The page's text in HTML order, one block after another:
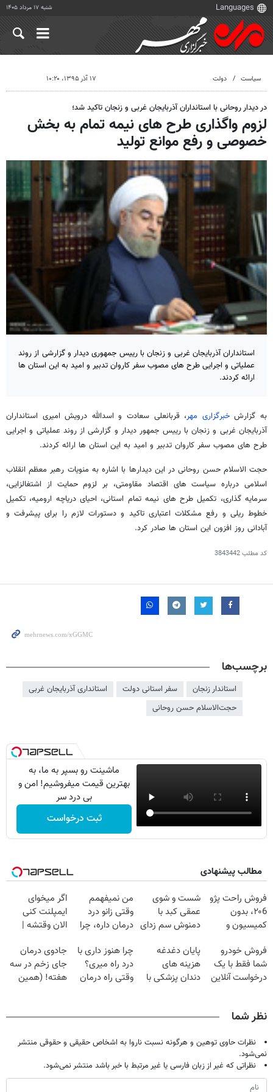
شنبه ۱۷ مرداد ۱۴۰۵
سیاست دولت ۱۷ آذر ۱۳۹۵، ۱۰:۲۰
در دیدار روحانی با استانداران آذربایجان غربی و زنجان تاکید شد؛
لزوم واگذاری طرح های نیمه تمام به ‏بخش
خصوصی و رفع موانع تولید
استانداران آذربایجان غربی و زنجان با رییس جمهوری دیدار و گزارشی از روند
‏عملیاتی و اجرایی طرح های مصوب سفر کاروان تدبیر و امید به این استان ها
ارائه کردند‎.‎
به گزارشخبرگزاری مهر، قربانعلی سعادت و اسدالله درویش امیری استانداران
آذربایجان غربی و زنجان با رییس جمهور دیدار و گزارشی از روند ‏عملیاتی و اجرایی
طرح های مصوب سفر کاروان تدبیر و امید به این استان ها ارائه کردند‎.
حجت الاسلام حسن روحانی در این دیدارها با اشاره به منویات رهبر معظم انقلاب
‏اسلامی درباره سیاست های اقتصاد مقاومتی، بر لزوم حمایت از اشتغالزایی،
سرمایه گذاری، تکمیل طرح های نیمه تمام استانی، احیای ‏دریاچه ارومیه، تکمیل
خطوط ریلی و رفع مشکلات اعتباری تاکید و دستورات لازم را برای پیشرفت و
آبادانی روز افزون این ‏استان ها صادر کرد‎.‎
کد مطلب3843442
برچسب‌ها
استاندار زنجان سفر استانی دولت
استانداری آذربایجان غربی
حجت‌الاسلام حسن روحانی
ماشینت رو بسپر به ما، به
بهترین قیمت میفروشیم! امن و
بی درد سر
ثبت درخواست
مطالب پیشنهادی
فروش راحت پژو
۲۰6، بدون
کمیسیون و
شست و شوی
عمقی کبد با
دمنوش سم زدای
من نمیفهمم
وقتی زانو درد
درمان داره، چرا
تحمل میکنی؟❗
اگر میخوای
ایمپلنت کنی
الان وقتشه |
میلیون تومان!!!
فروش خودرو
شما فقط با یک
درخواست آنلاین
پایان دغدغه
هزینه های
دندان پزشکی با
چرا هنوز داری با
درد راه میری؟
وقتی راه درمان
جادوی درمان
جای زخم در سه
هفته! (همین
نظر شما
نظرات حاوی توهین و هرگونه نسبت ناروا به اشخاص حقیقی و حقوقی منتشر
نمی‌شود.
نظراتی که غیر از زبان فارسی یا غیر مرتبط با خبر باشد منتشر نمی‌شود.